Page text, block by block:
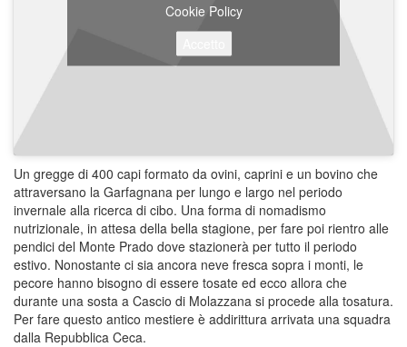
Cookie Policy
Un gregge di 400 capi formato da ovini, caprini e un bovino che
attraversano la Garfagnana per lungo e largo nel periodo
invernale alla ricerca di cibo. Una forma di nomadismo
nutrizionale, in attesa della bella stagione, per fare poi rientro alle
pendici del Monte Prado dove stazionerà per tutto il periodo
estivo. Nonostante ci sia ancora neve fresca sopra i monti, le
pecore hanno bisogno di essere tosate ed ecco allora che
durante una sosta a Cascio di Molazzana si procede alla tosatura.
Per fare questo antico mestiere è addirittura arrivata una squadra
dalla Repubblica Ceca.